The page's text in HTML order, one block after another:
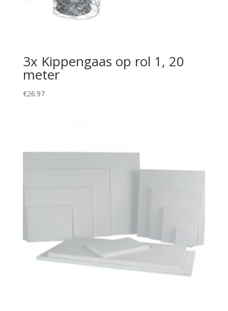
3x Kippengaas op rol 1, 20
meter
€26.97